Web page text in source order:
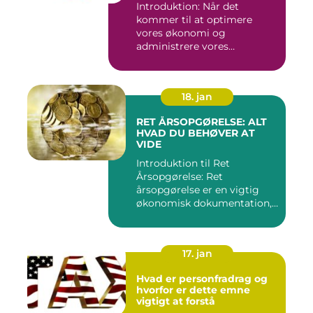
Introduktion: Når det
kommer til at optimere
vores økonomi og
administrere vores
18. jan
RET ÅRSOPGØRELSE: ALT
HVAD DU BEHØVER AT
VIDE
Introduktion til Ret
Årsopgørelse: Ret
årsopgørelse er en vigtig
økonomisk dokumentation,
17. jan
Hvad er personfradrag og
hvorfor er dette emne
vigtigt at forstå